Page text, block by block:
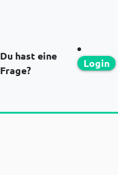
Du hast eine
Frage?
Login